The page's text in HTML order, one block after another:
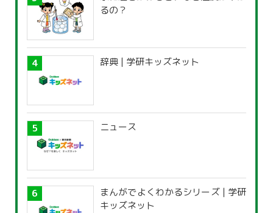
るの？
辞典 | 学研キッズネット
ニュース
まんがでよくわかるシリーズ | 学研
キッズネット